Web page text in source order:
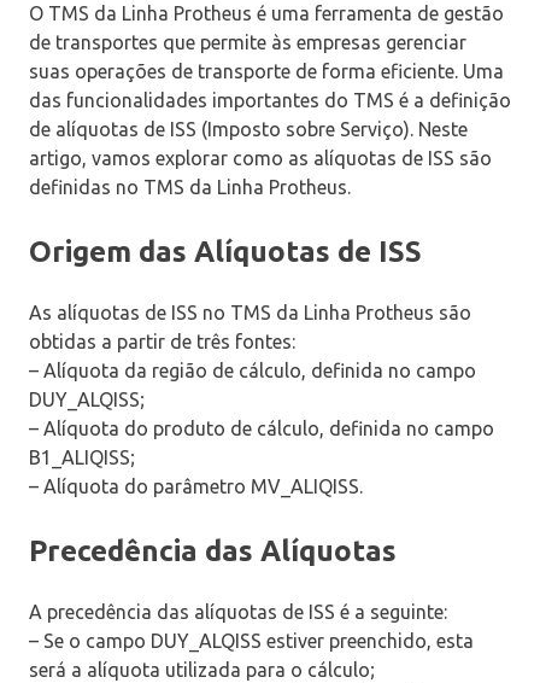
O TMS da Linha Protheus é uma ferramenta de gestão
de transportes que permite às empresas gerenciar
suas operações de transporte de forma eficiente. Uma
das funcionalidades importantes do TMS é a definição
de alíquotas de ISS (Imposto sobre Serviço). Neste
artigo, vamos explorar como as alíquotas de ISS são
definidas no TMS da Linha Protheus.
Origem das Alíquotas de ISS
As alíquotas de ISS no TMS da Linha Protheus são
obtidas a partir de três fontes:
– Alíquota da região de cálculo, definida no campo
DUY_ALQISS;
– Alíquota do produto de cálculo, definida no campo
B1_ALIQISS;
– Alíquota do parâmetro MV_ALIQISS.
Precedência das Alíquotas
A precedência das alíquotas de ISS é a seguinte:
– Se o campo DUY_ALQISS estiver preenchido, esta
será a alíquota utilizada para o cálculo;